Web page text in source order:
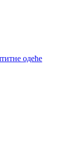
одеће